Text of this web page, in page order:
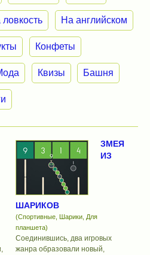
ловкость На английском
Конфеты
Квизы Башня
ЗМЕЯ
ИЗ
ШАРИКОВ
(Спортивные, Шарики, Для
планшета)
Соединившись, два игровых
жанра образовали новый,